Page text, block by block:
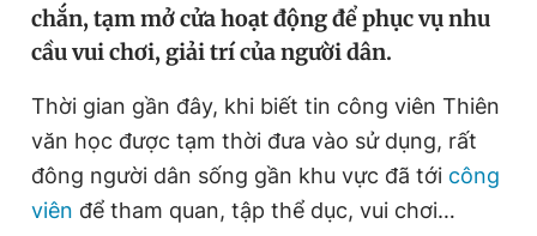
Sản phẩm khác
Tiện ích Bạn cần biết
Thông tin tòa soạn Liên hệ quảng cáo
chắn, tạm mở cửa hoạt động để phục vụ nhu
cầu vui chơi, giải trí của người dân.
Thời gian gần đây, khi biết tin công viên Thiên
văn học được tạm thời đưa vào sử dụng, rất
đông người dân sống gần khu vực đã tới công
viên để tham quan, tập thể dục, vui chơi…